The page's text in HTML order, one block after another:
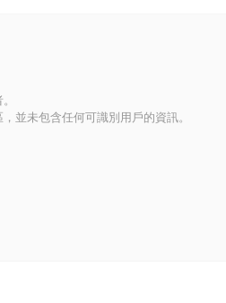
並未包含任何可識別用戶的資訊。